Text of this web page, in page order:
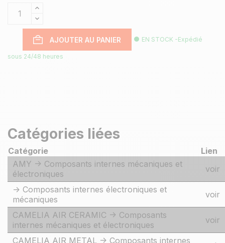
AJOUTER AU PANIER EN STOCK -Expédié
sous 24/48 heures
Catégories liées
Catégorie
Lien
AMY -> Composants internes mécaniques et
électroniques
voir
-> Composants internes électroniques et
mécaniques
voir
CAMELIA AIR CERAMIC -> Composants
internes mécaniques et électroniques
voir
CAMELIA AIR METAL -> Composants internes